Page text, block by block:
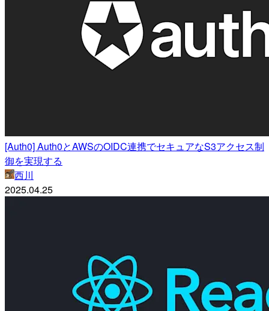
[Auth0] Auth0とAWSのOIDC連携でセキュアなS3アクセス制
御を実現する
西川
2025.04.25